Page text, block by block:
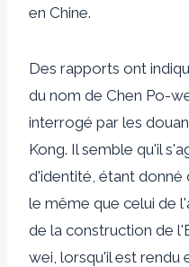
en Chine.
Des rapports ont
du nom de Chen Po-
interrogé par les
Kong. Il semble qu'il
d'identité, étant
le même que celui de
de la construction de
wei, lorsqu'il est rendu